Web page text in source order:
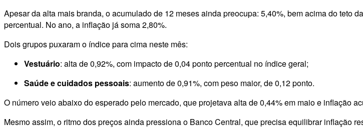
Apesar da alta mais branda, o acumulado de 12 meses ainda preocupa: 5,40%, bem acima do teto
percentual. No ano, a inflação já soma 2,80%.
Dois grupos puxaram o índice para cima neste mês:
Vestuário: alta de 0,92%, com impacto de 0,04 ponto percentual no índice geral;
Saúde e cuidados pessoais: aumento de 0,91%, com peso maior, de 0,12 ponto.
O número veio abaixo do esperado pelo mercado, que projetava alta de 0,44% em maio e inflação
Mesmo assim, o ritmo dos preços ainda pressiona o Banco Central, que precisa equilibrar inflação